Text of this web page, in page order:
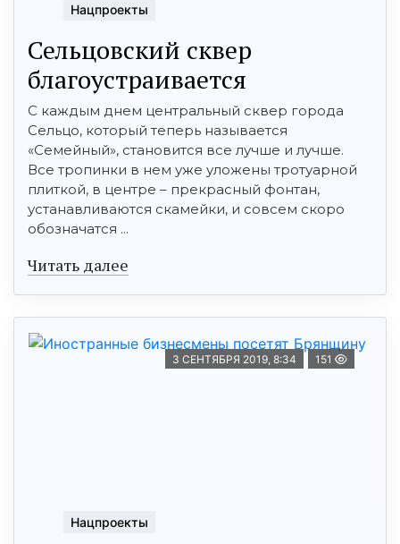
Нацпроекты
Сельцовский сквер
благоустраивается
С каждым днем центральный сквер города
Сельцо, который теперь называется
«Семейный», становится все лучше и лучше.
Все тропинки в нем уже уложены тротуарной
плиткой, в центре – прекрасный фонтан,
устанавливаются скамейки, и совсем скоро
обозначатся ...
Читать далее
3 СЕНТЯБРЯ 2019, 8:34 151
Нацпроекты